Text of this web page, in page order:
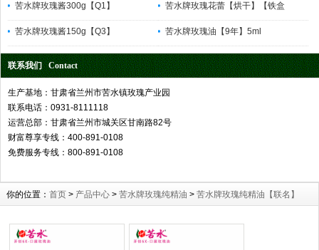
苦水牌玫瑰酱300g【Q1】 苦水牌玫瑰花蕾【烘干】【铁盒
苦水牌玫瑰酱150g【Q3】 苦水牌玫瑰油【9年】5ml
联系我们 Contact
生产基地：甘肃省兰州市苦水镇玫瑰产业园
联系电话：0931-8111118
运营总部：甘肃省兰州市城关区甘南路82号
财富尊享专线：400-891-0108
免费服务专线：800-891-0108
你的位置： 首页 > 产品中心 > 苦水牌玫瑰纯精油 > 苦水牌玫瑰纯精油【联名】